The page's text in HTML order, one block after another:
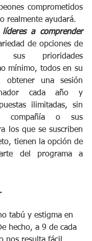
comprometidos
realmente ayudará.
a comprender
de opciones de
sus prioridades
mínimo, todos en su
obtener una sesión
cada año y
ilimitadas, sin
compañía o sus
los que se suscriben
tienen la opción de
del programa a
tabú y estigma en
hecho, a 9 de cada